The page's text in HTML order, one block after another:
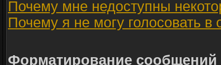
Почему мне недоступны
Почему я не могу голосовать в
Форматирование